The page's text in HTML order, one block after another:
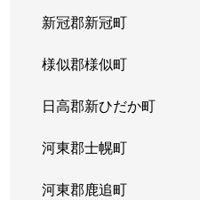
新冠郡新冠町
様似郡様似町
日高郡新ひだか町
河東郡士幌町
河東郡鹿追町